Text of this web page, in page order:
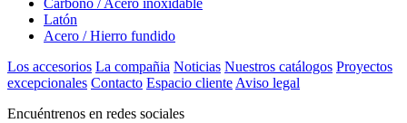
Carbono / Acero inoxidable
Latón
Acero / Hierro fundido
Los accesorios La compañia Noticias Nuestros catálogos Proyectos
excepcionales Contacto Espacio cliente Aviso legal
Encuéntrenos en redes sociales